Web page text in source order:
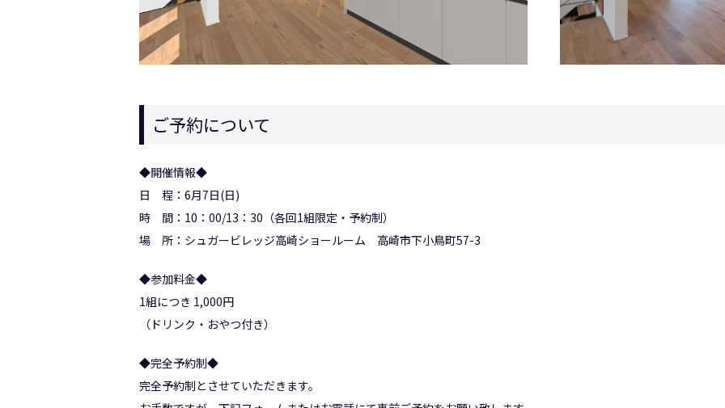
ご予約について
◆開催情報◆
日 程：6月7日(日)
時 間：10：00/13：30（各回1組限定・予約制）
場 所：シュガービレッジ高崎ショールーム 高崎市下小鳥町57-3
◆参加料金◆
1組につき 1,000円
（ドリンク・おやつ付き）
◆完全予約制◆
完全予約制とさせていただきます。